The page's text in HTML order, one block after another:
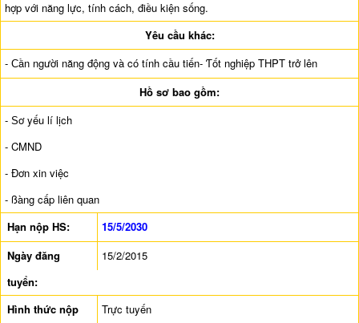
hợp với năng lực, tính cách, điều kiện sống.
Yêu cầu khác:
- Ϲần người năng động và có tính cầu tiến- Ƭốt nghiệp THPT trở lên
Hồ sơ bao gồm:
- Ѕơ yếu lí lịch
- CMND
- Đơn xin việc
- ßàng cấp liên quan
Hạn nộp HS:
15/5/2030
Ngày đăng
tuyển:
15/2/2015
Hình thức nộp
Trực tuyến